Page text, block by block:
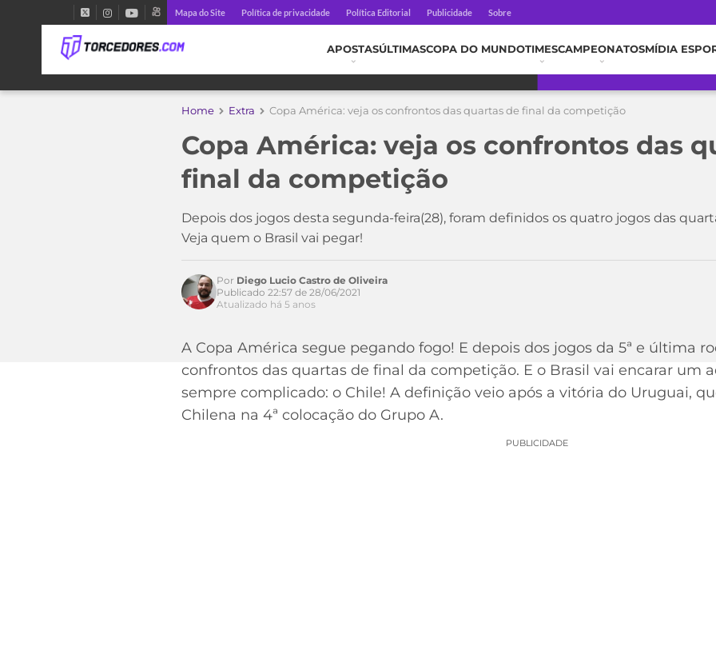
Mapa do Site Política de privacidade Política Editorial Publicidade Sobre
APOSTASÚLTIMASCOPA DO MUNDOTIMESCAMPEONATOSMÍDIA
Home Extra Copa América: veja os confrontos das quartas de final da competição
Copa América: veja os confrontos das
final da competição
Depois dos jogos desta segunda-feira(28), foram definidos os quatro jogos das
Veja quem o Brasil vai pegar!
Acesse o perfil do autor
Por Diego Lucio Castro de Oliveira
Publicado 22:57 de 28/06/2021
Atualizado há 5 anos
A Copa América segue pegando fogo! E depois dos jogos da 5ª e última
confrontos das quartas de final da competição. E o Brasil vai encarar um
sempre complicado: o Chile! A definição veio após a vitória do Uruguai,
Chilena na 4ª colocação do Grupo A.
PUBLICIDADE